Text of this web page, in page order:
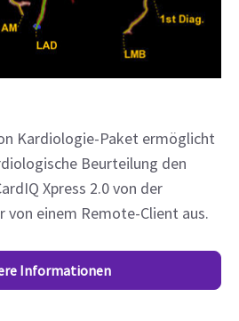
Kardiologie-Paket ermöglicht
Beurteilung den
Xpress 2.0 von der
von einem Remote-Client aus.
Informationen